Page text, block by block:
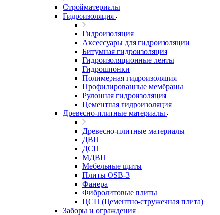
Стройматериалы
Гидроизоляция
Гидроизоляция
Аксессуары для гидроизоляции
Битумная гидроизоляция
Гидроизоляционные ленты
Гидрошпонки
Полимерная гидроизоляция
Профилированные мембраны
Рулонная гидроизоляция
Цементная гидроизоляция
Древесно-плитные материалы
Древесно-плитные материалы
ДВП
ДСП
МДВП
Мебельные щиты
Плиты OSB-3
Фанера
Фибролитовые плиты
ЦСП (Цементно-стружечная плита)
Заборы и ограждения